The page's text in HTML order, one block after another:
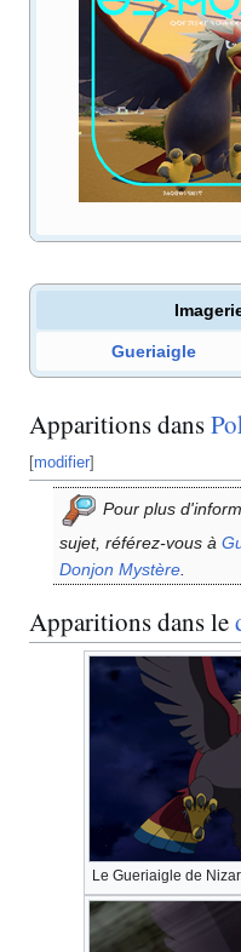
Gueriaigle
Apparitions dans
[modifier]
Pour plus
sujet, référez-vous à
Donjon Mystère
Apparitions dans le
Le Gueriaigle de Nizar.